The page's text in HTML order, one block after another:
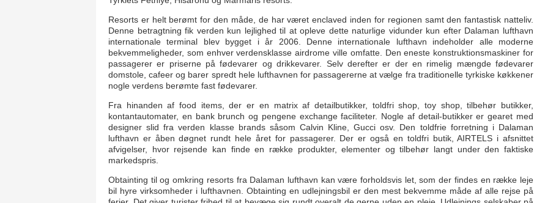
Resorts er helt berømt for den måde, de har været enclaved inden for regionen samt den fantastisk natteliv.
Denne betragtning fik verden kun lejlighed til at opleve dette naturlige vidunder kun efter Dalaman lufthavn
internationale terminal blev bygget i år 2006. Denne internationale lufthavn indeholder alle moderne
bekvemmeligheder, som enhver verdensklasse airdrome ville omfatte. Den eneste konstruktionsmaskiner for
passagerer er priserne på fødevarer og drikkevarer. Selv derefter er der en rimelig mængde fødevarer
domstole, cafeer og barer spredt hele lufthavnen for passagererne at vælge fra traditionelle tyrkiske køkkener
nogle verdens berømte fast fødevarer.
Fra hinanden af food items, der er en matrix af detailbutikker, toldfri shop, toy shop, tilbehør butikker,
kontantautomater, en bank brunch og pengene exchange faciliteter. Nogle af detail-butikker er gearet med
designer slid fra verden klasse brands såsom Calvin Kline, Gucci osv. Den toldfrie forretning i Dalaman
lufthavn er åben døgnet rundt hele året for passagerer. Der er også en toldfri butik, AIRTELS i afsnittet
afvigelser, hvor rejsende kan finde en række produkter, elementer og tilbehør langt under den faktiske
markedspris.
Obtainting til og omkring resorts fra Dalaman lufthavn kan være forholdsvis let, som der findes en række leje
bil hyre virksomheder i lufthavnen. Obtainting en udlejningsbil er den mest bekvemme måde af alle rejse på